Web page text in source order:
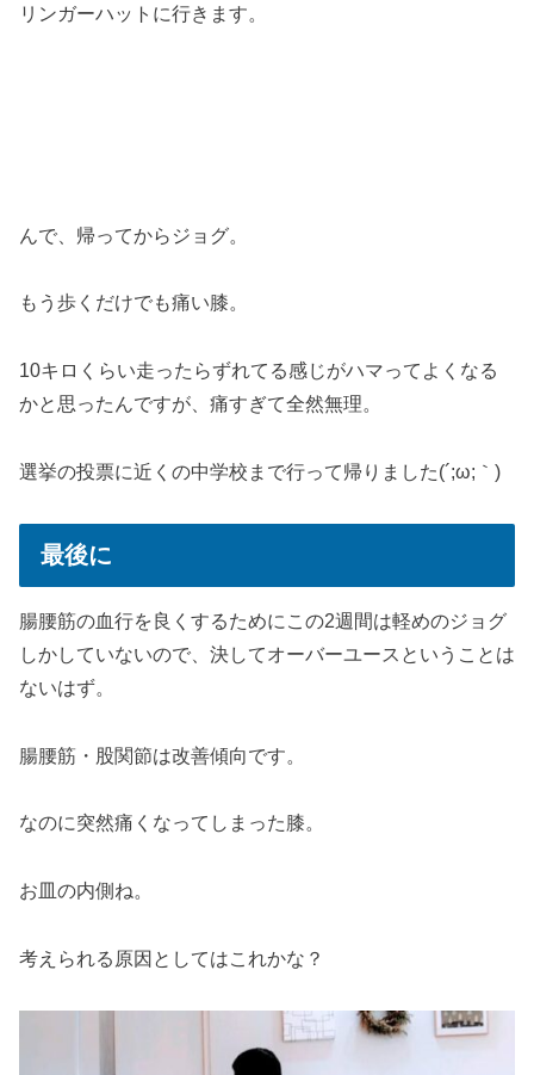
リンガーハットに行きます。
んで、帰ってからジョグ。
もう歩くだけでも痛い膝。
10キロくらい走ったらずれてる感じがハマってよくなる
かと思ったんですが、痛すぎて全然無理。
選挙の投票に近くの中学校まで行って帰りました(´;ω;｀)
最後に
腸腰筋の血行を良くするためにこの2週間は軽めのジョグ
しかしていないので、決してオーバーユースということは
ないはず。
腸腰筋・股関節は改善傾向です。
なのに突然痛くなってしまった膝。
お皿の内側ね。
考えられる原因としてはこれかな？